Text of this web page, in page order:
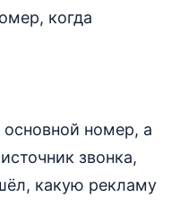
когда
номер, а
звонка,
какую рекламу